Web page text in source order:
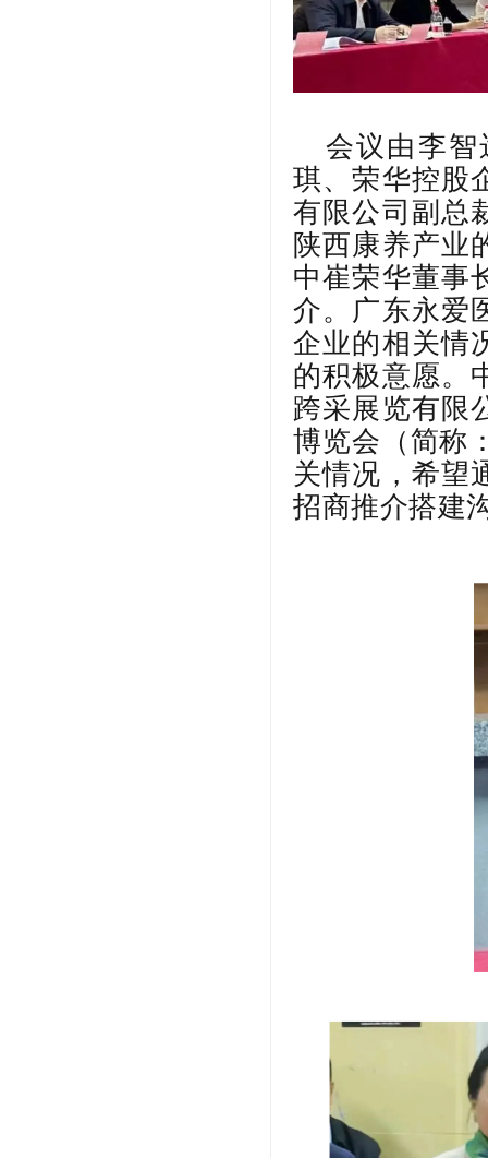
会议由李智
琪、荣华控股
有限公司副总
陕西康养产业
中崔荣华董事
介。 广东永爱
企业的相关情
的积极意愿。
跨采展览有限
博览会（简称
关情况，希望
招商推介搭建